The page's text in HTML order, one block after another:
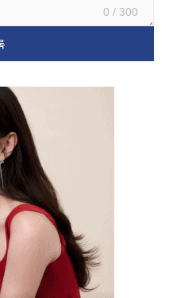
0 / 300